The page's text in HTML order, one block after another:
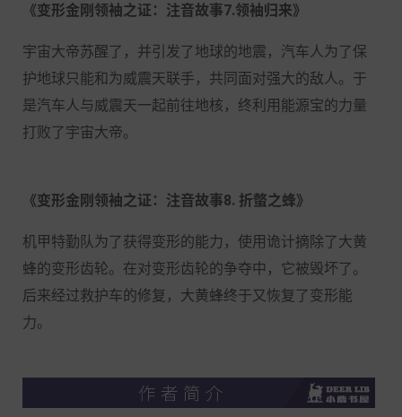
《变形金刚领袖之证：注音故事7.领袖归来》
宇宙大帝苏醒了，并引发了地球的地震，汽车人为了保
护地球只能和为威震天联手，共同面对强大的敌人。于
是汽车人与威震天一起前往地核，终利用能源宝的力量
打败了宇宙大帝。
《变形金刚领袖之证：注音故事8. 折螫之蜂》
机甲特勤队为了获得变形的能力，使用诡计摘除了大黄
蜂的变形齿轮。在对变形齿轮的争夺中，它被毁坏了。
后来经过救护车的修复，大黄蜂终于又恢复了变形能
力。